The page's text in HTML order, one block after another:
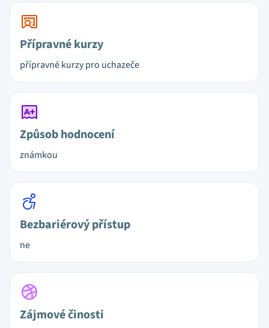
Přípravné kurzy
přípravné kurzy pro uchazeče
Způsob hodnocení
známkou
Bezbariérový přístup
ne
Zájmové činosti